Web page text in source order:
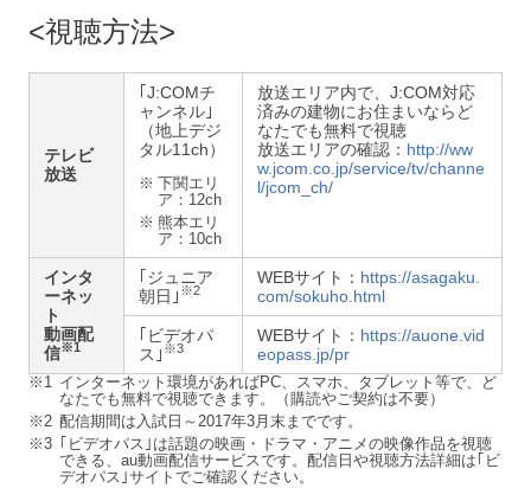
視聴方法
テレビ
放送
｢J:COMチ
ャンネル｣
（地上デジ
タル11ch）
※ 下関エリ
ア：12ch
※ 熊本エリ
ア：10ch
放送エリア内で、J:COM対応
済みの建物にお住まいならど
なたでも無料で視聴
放送エリアの確認： http://ww
w.jcom.co.jp/service/tv/channe
l/jcom_ch/
インタ
ーネッ
ト
動画配
信※1
｢ジュニア
朝日｣ ※2
WEBサイト： https://asagaku.
com/sokuho.html
｢ビデオパ
ス｣ ※3
WEBサイト： https://auone.vid
eopass.jp/pr
※1 インターネット環境があればPC、スマホ、タブレット等で、ど
なたでも無料で視聴できます。（購読やご契約は不要）
※2 配信期間は入試日～2017年3月末までです。
※3 ｢ビデオパス｣は話題の映画・ドラマ・アニメの映像作品を視聴
できる、au動画配信サービスです。配信日や視聴方法詳細は｢ビ
デオパス｣サイトでご確認ください。